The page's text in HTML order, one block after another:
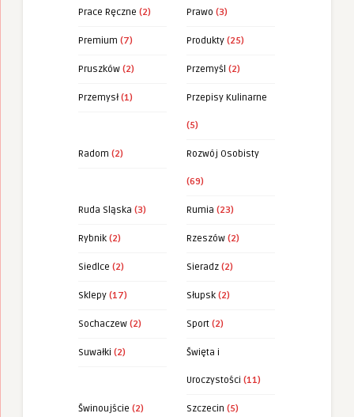
Prace Ręczne (2) Prawo (3)
Premium (7) Produkty (25)
Pruszków (2) Przemyśl (2)
Przemysł (1) Przepisy Kulinarne
(5)
Radom (2) Rozwój Osobisty
(69)
Ruda Sląska (3) Rumia (23)
Rybnik (2) Rzeszów (2)
Siedlce (2) Sieradz (2)
Sklepy (17) Słupsk (2)
Sochaczew (2) Sport (2)
Suwałki (2) Święta i
Uroczystości (11)
Świnoujście (2) Szczecin (5)